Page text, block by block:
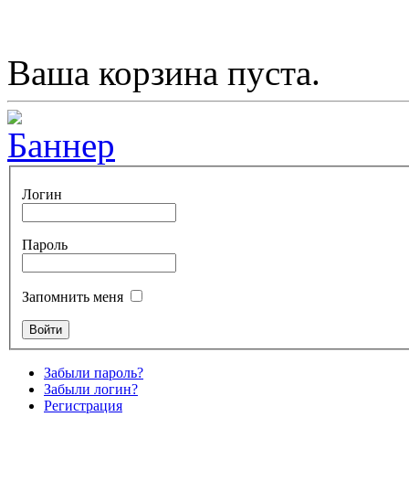
Ваша корзина пуста.
Логин
Пароль
Запомнить меня
Забыли пароль?
Забыли логин?
Регистрация